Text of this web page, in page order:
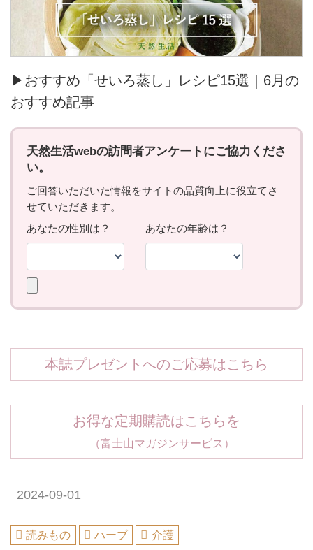
▶おすすめ「せいろ蒸し」レシピ15選｜6月の
おすすめ記事
本誌プレゼントへのご応募はこちら
お得な定期購読はこちらを
（富士山マガジンサービス）
2024-09-01
読みもの ハーブ 介護